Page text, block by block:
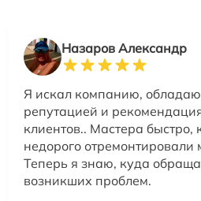
Назаров Александр
Я искал компанию,
репутацией и
клиентов.. Мастера быстро,
недорого отремонтировали
Теперь я знаю, куда
возникших проблем.